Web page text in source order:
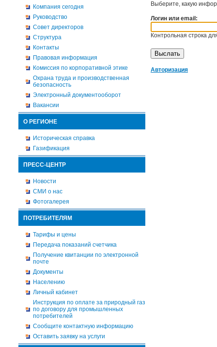
Компания сегодня
Руководство
Совет директоров
Структура
Контакты
Правовая информация
Комиссия по корпоративной этике
Охрана труда и производственная
безопасность
Электронный документооборот
Вакансии
О РЕГИОНЕ
Историческая справка
Газификация
ПРЕСС-ЦЕНТР
Новости
СМИ о нас
Фотогалерея
ПОТРЕБИТЕЛЯМ
Тарифы и цены
Передача показаний счетчика
Получение квитанции по электронной
почте
Документы
Населению
Личный кабинет
Инструкция по оплате за природный газ
по договору для промышленных
потребителей
Сообщите контактную информацию
Оставить заявку на услуги
Выберите, какую
Логин или email:
Контрольная строка
Авторизация